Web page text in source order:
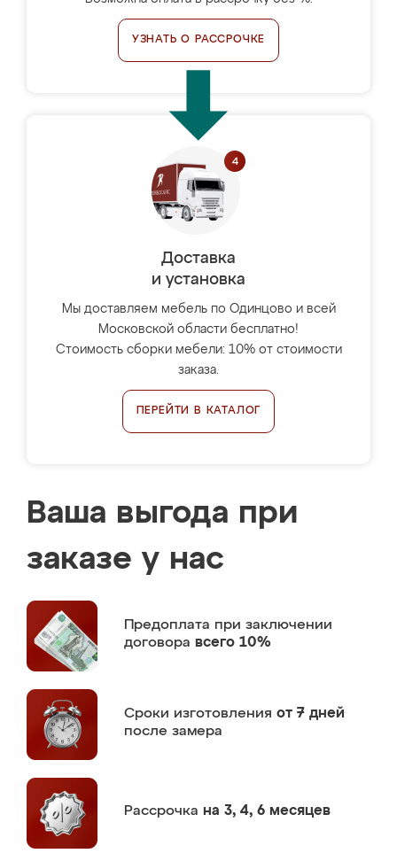
УЗНАТЬ О РАССРОЧКЕ
Доставка
и установка
Мы доставляем мебель по Одинцово и всей
Московской области бесплатно!
Стоимость сборки мебели: 10% от стоимости
заказа.
ПЕРЕЙТИ В КАТАЛОГ
Ваша выгода при
заказе у нас
Предоплата при заключении
договора всего 10%
Сроки изготовления от 7 дней
после замера
Рассрочка на 3, 4, 6 месяцев